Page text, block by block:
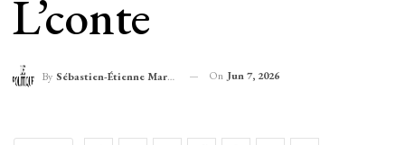
L’conte
By Sébastien-Étienne Marechal On Jun 7, 2026